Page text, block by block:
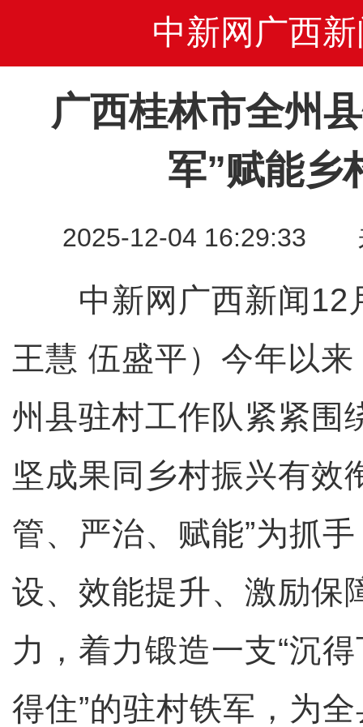
中新网广西新
广西桂林市全州
军”赋能乡
2025-12-04 16:29:33
中新网广西新闻12
王慧 伍盛平）今年以
州县驻村工作队紧紧围
坚成果同乡村振兴有效
管、严治、赋能”为抓
设、效能提升、激励保
力，着力锻造一支“沉
得住”的驻村铁军，为